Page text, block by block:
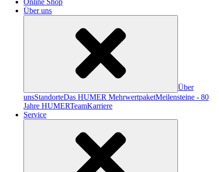
Online Shop
Über uns
Über
unsStandorteDas HUMER MehrwertpaketMeilensteine - 80
Jahre HUMERTeamKarriere
Service